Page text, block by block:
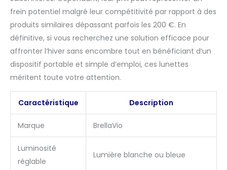
frein potentiel malgré leur compétitivité par rapport à des
produits similaires dépassant parfois les 200 €. En
définitive, si vous recherchez une solution efficace pour
affronter l’hiver sans encombre tout en bénéficiant d’un
dispositif portable et simple d’emploi, ces lunettes
méritent toute votre attention.
Caractéristique Description
Marque BrellaVio
Luminosité
réglable
Lumière blanche ou bleue